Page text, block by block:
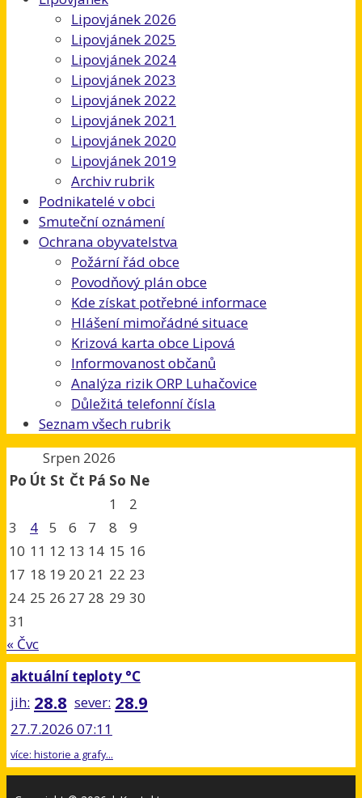
Lipovjánek 2026
Lipovjánek 2025
Lipovjánek 2024
Lipovjánek 2023
Lipovjánek 2022
Lipovjánek 2021
Lipovjánek 2020
Lipovjánek 2019
Archiv rubrik
Podnikatelé v obci
Smuteční oznámení
Ochrana obyvatelstva
Požární řád obce
Povodňový plán obce
Kde získat potřebné informace
Hlášení mimořádné situace
Krizová karta obce Lipová
Informovanost občanů
Analýza rizik ORP Luhačovice
Důležitá telefonní čísla
Seznam všech rubrik
Srpen 2026
Po Út St Čt Pá So Ne
1
2
3
4 5 6 7 8
9
10 11 12 13 14 15 16
17 18 19 20 21 22 23
24 25 26 27 28 29 30
31
« Čvc
aktuální teploty °C
jih: 28.8 sever: 28.9
27.7.2026 07:11
více: historie a grafy...